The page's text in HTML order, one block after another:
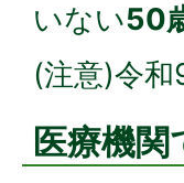
いない50
(注意)令
医療機